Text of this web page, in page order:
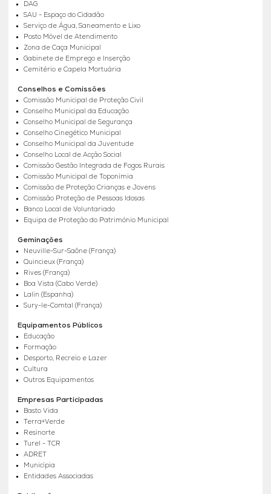
DAG
SAU - Espaço do Cidadão
Serviço de Água, Saneamento e Lixo
Posto Móvel de Atendimento
Zona de Caça Municipal
Gabinete de Emprego e Inserção
Cemitério e Capela Mortuária
Conselhos e Comissões
Comissão Municipal de Proteção Civil
Conselho Municipal da Educação
Conselho Municipal de Segurança
Conselho Cinegético Municipal
Conselho Municipal da Juventude
Conselho Local de Acção Social
Comissão Gestão Integrada de Fogos Rurais
Comissão Municipal de Toponímia
Comissão de Proteção Crianças e Jovens
Comissão Proteção de Pessoas Idosas
Banco Local de Voluntariado
Equipa de Proteção do Património Municipal
Geminações
Neuville-Sur-Saône (França)
Quincieux (França)
Rives (França)
Boa Vista (Cabo Verde)
Lalin (Espanha)
Sury-le-Comtal (França)
Equipamentos Públicos
Educação
Formação
Desporto, Recreio e Lazer
Cultura
Outros Equipamentos
Empresas Participadas
Basto Vida
Terra+Verde
Resinorte
Turel - TCR
ADRET
Municípia
Entidades Associadas